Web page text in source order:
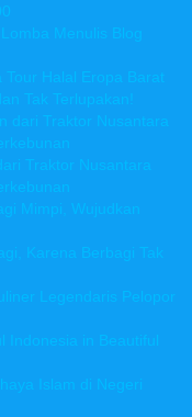
Menulis Blog
Tour Halal Eropa Barat
Tak Terlupakan!
Traktor Nusantara
Mimpi, Wujudkan
Karena Berbagi Tak
Legendaris Pelopor
Indonesia in Beautiful
Islam di Negeri